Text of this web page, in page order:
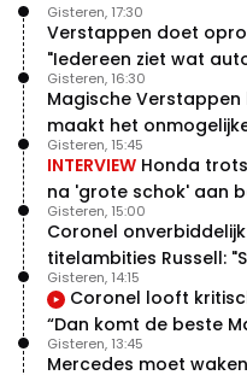
Verstappen doet
"Iedereen ziet wat
brengt"
Gisteren, 17:30
Magische Verstappen
maakt het
Gisteren, 16:30
INTERVIEW Honda
na 'grote schok' aan
Martin-avontuur
Gisteren, 15:45
Coronel
titelambities Russell:
gewoon"
Gisteren, 15:00
Coronel looft
“Dan komt de beste
Gisteren, 14:15
Mercedes moet
Gisteren, 13:45